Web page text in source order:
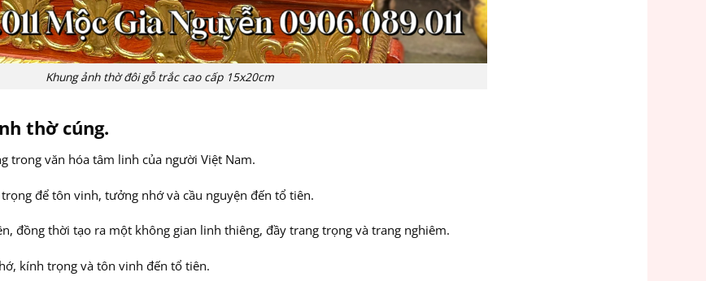
Khung ảnh thờ đôi gỗ trắc cao cấp 15x20cm
thờ cúng.
trong văn hóa tâm linh của người Việt Nam.
để tôn vinh, tưởng nhớ và cầu nguyện đến tổ tiên.
đồng thời tạo ra một không gian linh thiêng, đầy trang trọng và trang nghiêm.
kính trọng và tôn vinh đến tổ tiên.